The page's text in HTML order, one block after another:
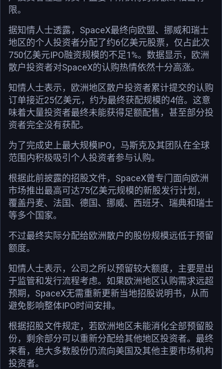
限。
据知情人士透露，SpaceX最终向欧盟、挪威和瑞士
地区的个人投资者分配了约6亿美元股票，仅占此次
750亿美元IPO融资规模的不足1%。数据显示，欧洲
散户投资者对SpaceX的认购热情依然十分高涨。
知情人士表示，欧洲地区散户投资者累计提交的认购
订单接近25亿美元，约为最终获配规模的4倍。这意
味着大量投资者最终未能获得足额配售，甚至部分投
资者完全没有获配。
为了完成史上最大规模IPO，马斯克及其团队在全球
范围内积极吸引个人投资者参与认购。
根据此前披露的招股文件，SpaceX曾专门面向欧洲
市场推出最高可达75亿美元规模的新股发行计划，
覆盖丹麦、法国、德国、挪威、西班牙、瑞典和瑞士
等多个国家。
不过最终实际分配给欧洲散户的股份规模远低于预留
额度。
知情人士表示，公司之所以预留较大额度，主要是出
于监管和发行流程考虑。如果欧洲地区认购需求远超
预期，SpaceX无需重新更新当地招股说明书，从而
避免影响整体IPO时间安排。
根据招股文件规定，若欧洲地区未能消化全部预留股
份，剩余部分可以重新分配给其他地区投资者。最终
来看，绝大多数股份仍流向美国及其他主要市场机构
投资者。